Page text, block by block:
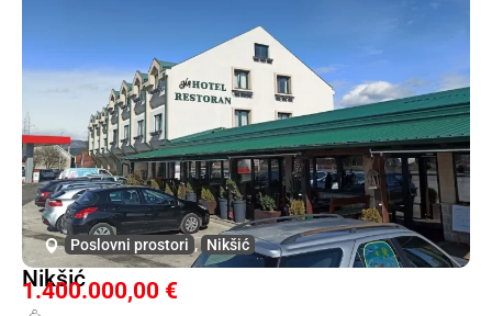
Poslovni prostori , Nikšić
Nikšić
1.400.000,00 €